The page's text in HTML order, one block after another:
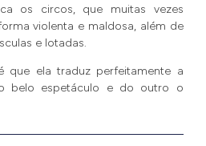
os circos, que muitas vezes
violenta e maldosa, além de
e lotadas.
que ela traduz perfeitamente a
belo espetáculo e do outro o